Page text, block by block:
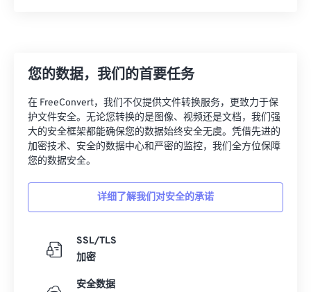
您的数据，我们的首要任务
在 FreeConvert，我们不仅提供文件转换服务，更致力于保
护文件安全。无论您转换的是图像、视频还是文档，我们强
大的安全框架都能确保您的数据始终安全无虞。凭借先进的
加密技术、安全的数据中心和严密的监控，我们全方位保障
您的数据安全。
详细了解我们对安全的承诺
SSL/TLS
加密
安全数据